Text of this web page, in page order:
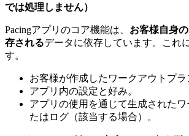
では処理しません）
Pacingアプリのコア機能は、 お客様自身
存されるデータに依存しています。これ
す。
お客様が作成したワークアウトプラ
アプリ内の設定と好み。
アプリの使用を通じて生成されたワ
たはログ（該当する場合）。